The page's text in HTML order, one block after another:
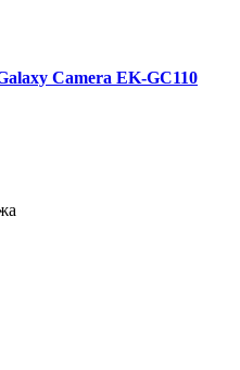
Camera EK-GC110